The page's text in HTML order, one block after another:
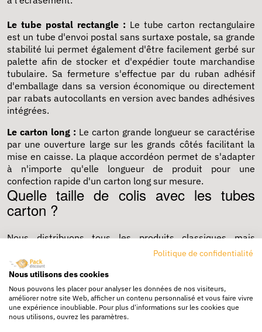
Le tube postal rectangle : Le tube carton rectangulaire
est un tube d'envoi postal sans surtaxe postale, sa grande
stabilité lui permet également d'être facilement gerbé sur
palette afin de stocker et d'expédier toute marchandise
tubulaire. Sa fermeture s'effectue par du ruban adhésif
d'emballage dans sa version économique ou directement
par rabats autocollants en version avec bandes adhésives
intégrées.
Le carton long : Le carton grande longueur se caractérise
par une ouverture large sur les grands côtés facilitant la
mise en caisse. La plaque accordéon permet de s'adapter
à n'importe qu'elle longueur de produit pour une
confection rapide d'un carton long sur mesure.
Quelle taille de colis avec les tubes
carton ?
Nous distribuons tous les produits classiques mais
également tous les produits parmi les plus spécifiques
comme le
. Tube carton rond ou tube
carton Longbox, ils sont tous les deux spécialement
adaptés à vos produits longs et vos papiers roulés.
Trouvez l’emballage qui convient à tous vos produits grâce
à Packdiscount, le spécialiste de l’emballage à prix réduit.
Politique de confidentialité
Nous utilisons des cookies
Nous pouvons les placer pour analyser les données de nos visiteurs,
améliorer notre site Web, afficher un contenu personnalisé et vous faire vivre
une expérience inoubliable. Pour plus d'informations sur les cookies que
nous utilisons, ouvrez les paramètres.